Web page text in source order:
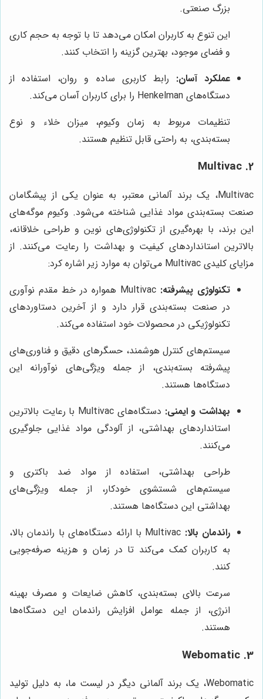
بزرگ صنعتی.
این تنوع به کاربران امکان می‌دهد تا با توجه به حجم کاری
و فضای موجود، بهترین گزینه را انتخاب کنند.
عملکرد آسان: رابط کاربری ساده و روان، استفاده از
دستگاه‌های Henkelman را برای کاربران آسان می‌کند.
تنظیمات مربوط به زمان وکیوم، میزان خلاء و نوع
بسته‌بندی، به راحتی قابل تنظیم هستند.
2. Multivac
Multivac، یک برند آلمانی معتبر، به عنوان یکی از پیشگامان
صنعت بسته‌بندی مواد غذایی شناخته می‌شود. وکیوم موگه‌های
این برند، با بهره‌گیری از تکنولوژی‌های نوین و طراحی خلاقانه،
بالاترین استانداردهای کیفیت و بهداشت را رعایت می‌کنند. از
مزایای کلیدی Multivac می‌توان به موارد زیر اشاره کرد:
تکنولوژی پیشرفته:
Multivac همواره در خط مقدم نوآوری
در صنعت بسته‌بندی قرار دارد و از آخرین دستاوردهای
تکنولوژیکی در محصولات خود استفاده می‌کند.
سیستم‌های کنترل هوشمند، حسگرهای دقیق و فناوری‌های
پیشرفته بسته‌بندی، از جمله ویژگی‌های نوآورانه این
دستگاه‌ها هستند.
بهداشت و ایمنی:
دستگاه‌های Multivac با رعایت بالاترین
استانداردهای بهداشتی، از آلودگی مواد غذایی جلوگیری
می‌کنند.
طراحی بهداشتی، استفاده از مواد ضد باکتری و
سیستم‌های شستشوی خودکار، از جمله ویژگی‌های
بهداشتی این دستگاه‌ها هستند.
راندمان بالا:
Multivac با ارائه دستگاه‌های با راندمان بالا،
به کاربران کمک می‌کند تا در زمان و هزینه صرفه‌جویی
کنند.
سرعت بالای بسته‌بندی، کاهش ضایعات و مصرف بهینه
انرژی، از جمله عوامل افزایش راندمان این دستگاه‌ها
هستند.
3. Webomatic
Webomatic، یک برند آلمانی دیگر در لیست ما، به دلیل تولید